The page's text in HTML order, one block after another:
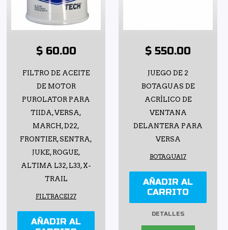
$ 60.00
FILTRO DE ACEITE
DE MOTOR
PUROLATOR PARA
TIIDA, VERSA,
MARCH, D22,
FRONTIER, SENTRA,
JUKE, ROGUE,
ALTIMA L32, L33, X-
TRAIL
FILTRACEI27
AÑADIR AL
$ 550.00
JUEGO DE 2
BOTAGUAS DE
ACRÍLICO DE
VENTANA
DELANTERA PARA
VERSA
BOTAGUA17
AÑADIR AL
CARRITO
DETALLES